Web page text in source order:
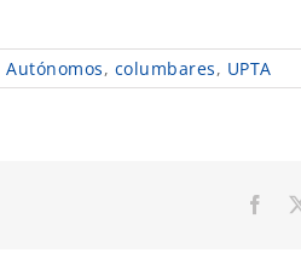
Autónomos, columbares, UPTA